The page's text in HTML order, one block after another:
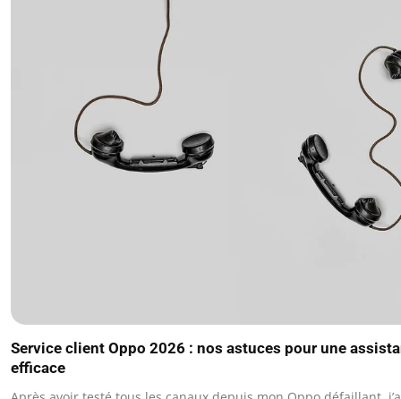
Service client Oppo 2026 : nos astuces pour une
efficace